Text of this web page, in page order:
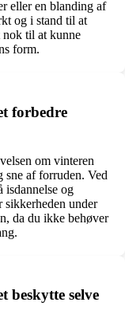
eller en blanding af
og i stand til at
nok til at kunne
form.
forbedre
om vinteren
sne af forruden. Ved
isdannelse og
under
da du ikke behøver
selve